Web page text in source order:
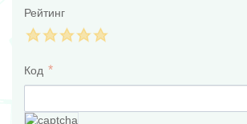
Рейтинг
Код